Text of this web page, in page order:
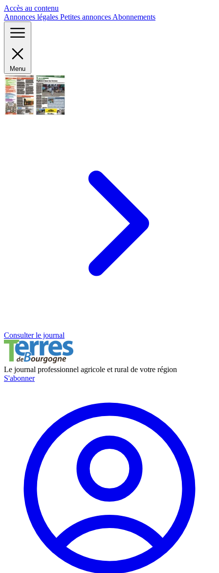
Accès au contenu
Annonces légales Petites annonces Abonnements
Menu
Consulter le journal
Le journal professionnel agricole et rural de votre région
S'abonner
Panneau de gestion des cookies